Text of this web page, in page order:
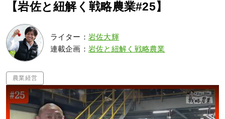
【岩佐と紐解く戦略農業#25】
ライター： 岩佐大輝
連載企画： 岩佐と紐解く戦略農業
農業経営